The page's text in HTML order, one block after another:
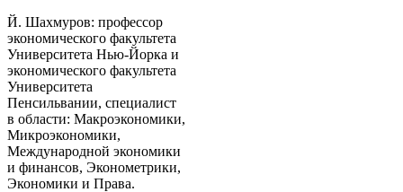
Й. Шахмуров: профессор
экономического факультета
Университета Нью-Йорка и
экономического факультета
Университета
Пенсильвании, специалист
в области: Макроэкономики,
Микроэкономики,
Международной экономики
и финансов, Эконометрики,
Экономики и Права.